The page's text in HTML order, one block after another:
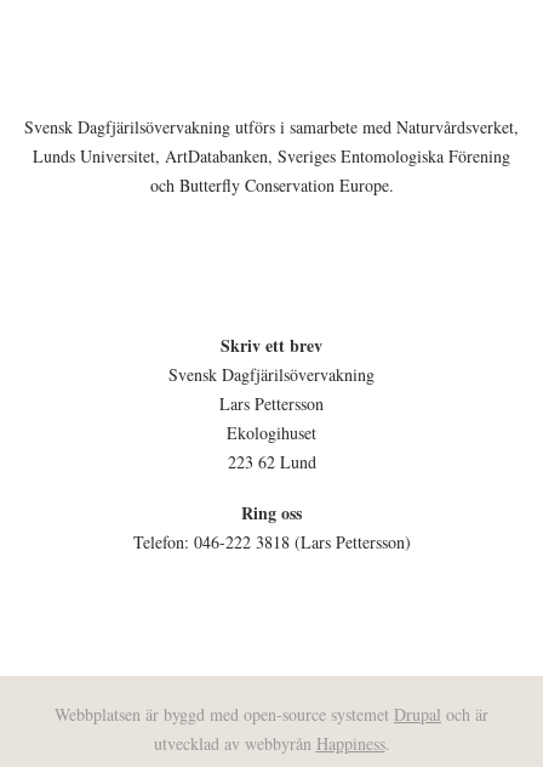
Svensk Dagfjärilsövervakning utförs i samarbete med Naturvårdsverket,
Lunds Universitet, ArtDatabanken, Sveriges Entomologiska Förening
och Butterfly Conservation Europe.
Skriv ett brev
Svensk Dagfjärilsövervakning
Lars Pettersson
Ekologihuset
223 62 Lund
Ring oss
Telefon: 046-222 3818 (Lars Pettersson)
Webbplatsen är byggd med open-source systemet Drupal och är
utvecklad av webbyrån Happiness.